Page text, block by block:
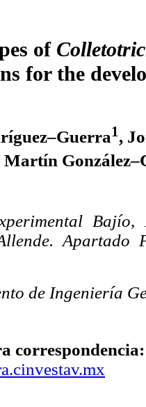
of
for the
1,
Martín
Bajío,
Apartado
de Ingeniería
correspondencia: